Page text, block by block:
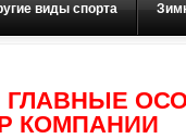
виды спорта
КОМПАНИИ